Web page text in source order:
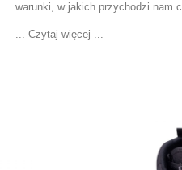
warunki, w jakich przychodzi nam
dlatego buty zimowe muszą być
warunkami atmosferycznymi. Na
to ciepły kożuszek lub inny
... Czytaj więcej ...